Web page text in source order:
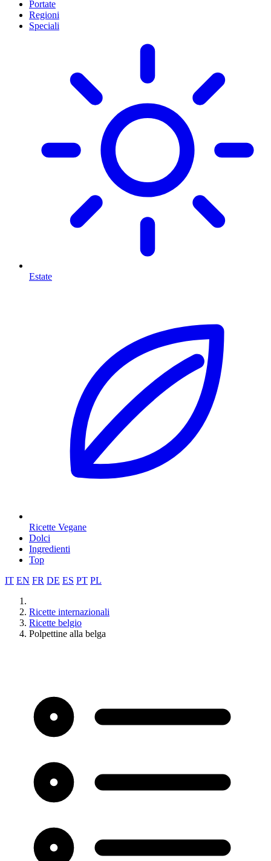
Portate
Regioni
Speciali
Estate
Ricette Vegane
Dolci
Ingredienti
Top
IT EN FR DE ES PT PL
Ricette internazionali
Ricette belgio
Polpettine alla belga